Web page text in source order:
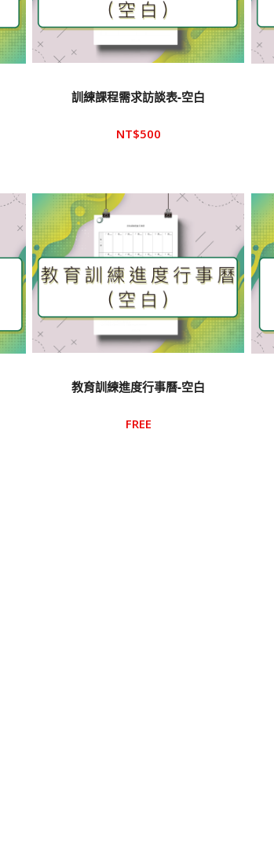
訓練課程需求訪談表-空白
NT$500
教育訓練進度行事曆-空白
FREE